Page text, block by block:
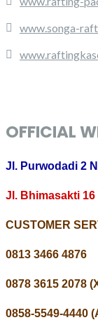
www.songa-
OFFICIAL
Jl. Purwodadi 2
Jl. Bhimasakti
CUSTOMER
0813 3466 4876
0878 3615 2078
0858-5549-4440